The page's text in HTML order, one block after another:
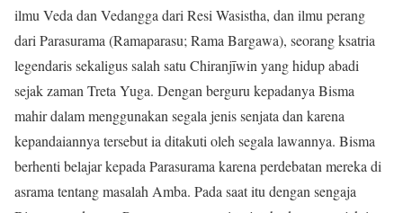
ilmu Veda dan Vedangga dari Resi Wasistha, dan ilmu perang
dari Parasurama (Ramaparasu; Rama Bargawa), seorang ksatria
legendaris sekaligus salah satu Chiranjīwin yang hidup abadi
sejak zaman Treta Yuga. Dengan berguru kepadanya Bisma
mahir dalam menggunakan segala jenis senjata dan karena
kepandaiannya tersebut ia ditakuti oleh segala lawannya. Bisma
berhenti belajar kepada Parasurama karena perdebatan mereka di
asrama tentang masalah Amba. Pada saat itu dengan sengaja